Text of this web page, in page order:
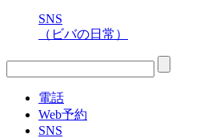
SNS
（ビバの日常）
電話
Web予約
SNS